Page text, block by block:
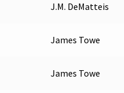
J.M. DeMatteis
James Towe
James Towe